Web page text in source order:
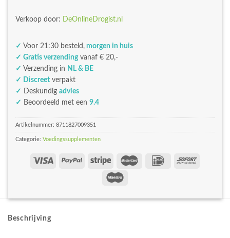
Verkoop door: DeOnlineDrogist.nl
✓ Voor 21:30 besteld, morgen in huis
✓ Gratis verzendingvanaf € 20,-
✓ Verzending in NL & BE
✓ Discreet verpakt
✓
Deskundig advies
✓ Beoordeeld met een 9.4
Artikelnummer: 8711827009351
Categorie: Voedingssupplementen
Beschrijving